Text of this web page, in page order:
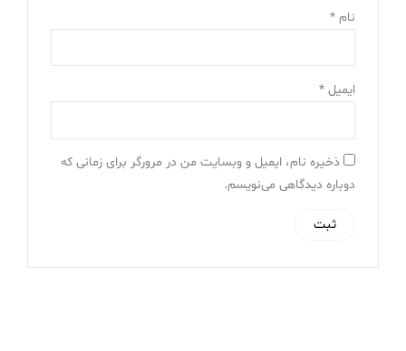
نام *
ایمیل *
ذخیره نام، ایمیل و وبسایت من در مرورگر برای زمانی که
دوباره دیدگاهی می‌نویسم.